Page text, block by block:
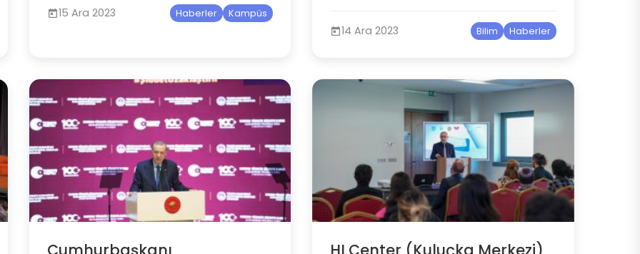
15 Ara 2023 Haberler Kampüs
14 Ara 2023 Bilim Haberler